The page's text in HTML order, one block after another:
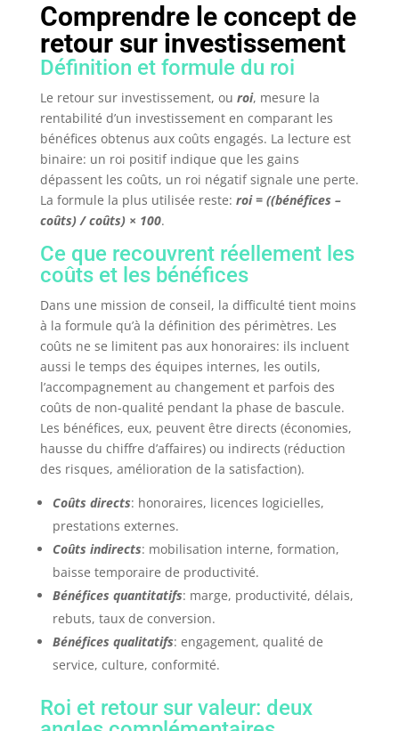
Comprendre le concept de
retour sur investissement
Définition et formule du roi
Le retour sur investissement, ou roi, mesure la
rentabilité d’un investissement en comparant les
bénéfices obtenus aux coûts engagés. La lecture est
binaire: un roi positif indique que les gains
dépassent les coûts, un roi négatif signale une perte.
La formule la plus utilisée reste: roi = ((bénéfices –
coûts) / coûts) × 100.
Ce que recouvrent réellement les
coûts et les bénéfices
Dans une mission de conseil, la difficulté tient moins
à la formule qu’à la définition des périmètres. Les
coûts ne se limitent pas aux honoraires: ils incluent
aussi le temps des équipes internes, les outils,
l’accompagnement au changement et parfois des
coûts de non-qualité pendant la phase de bascule.
Les bénéfices, eux, peuvent être directs (économies,
hausse du chiffre d’affaires) ou indirects (réduction
des risques, amélioration de la satisfaction).
Coûts directs: honoraires, licences logicielles,
prestations externes.
Coûts indirects: mobilisation interne, formation,
baisse temporaire de productivité.
Bénéfices quantitatifs: marge, productivité, délais,
rebuts, taux de conversion.
Bénéfices qualitatifs: engagement, qualité de
service, culture, conformité.
Roi et retour sur valeur: deux